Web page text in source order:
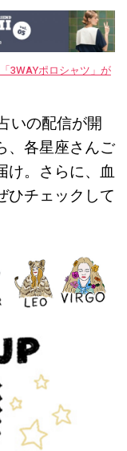
3WAYポロシャツ」が
いの配信が開
、各星座さんご
け。 さらに、血
ひチェックして